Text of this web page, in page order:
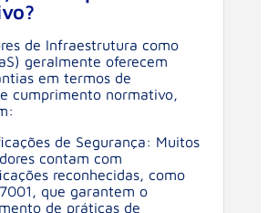
de Infraestrutura como
geralmente oferecem
em termos de
cumprimento normativo,
de Segurança: Muitos
contam com
reconhecidas, como
que garantem o
de práticas de